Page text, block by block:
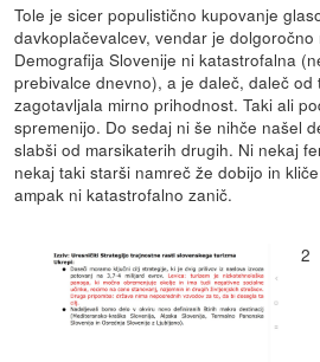
Tole je sicer populistično kupovanje
davkoplačevalcev, vendar je
Demografija Slovenije ni katastrofalna
prebivalce dnevno), a je daleč, daleč od
zagotavljala mirno prihodnost. Taki ali
spremenijo. Do sedaj ni še nihče našel
slabši od marsikaterih drugih. Ni nekaj
nekaj taki starši namreč že dobijo in
ampak ni katastrofalno zanič.
2